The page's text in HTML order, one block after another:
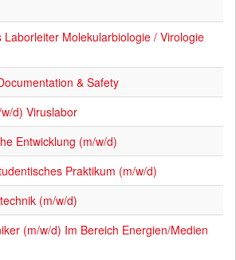
Laborleiter Molekularbiologie / Virologie
& Safety
d) Viruslabor
Entwicklung (m/w/d)
Praktikum (m/w/d)
(m/w/d)
(m/w/d) Im Bereich Energien/Medien